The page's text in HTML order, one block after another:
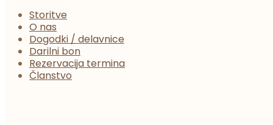
Storitve
O nas
Dogodki / delavnice
Darilni bon
Rezervacija termina
Članstvo